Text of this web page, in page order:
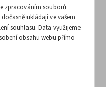
zpracováním souborů
ukládají ve vašem
souhlasu. Data využijeme
obsahu webu přímo